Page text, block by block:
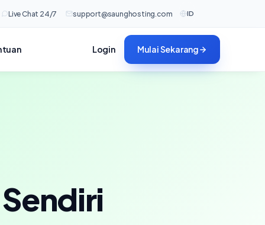
Live Chat 24/7 support@saunghosting.com ID
Login Mulai Sekarang